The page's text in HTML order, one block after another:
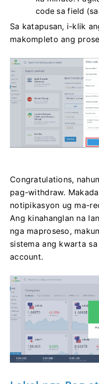
code sa field
Sa katapusan, i-klik
makompleto ang
Congratulations,
pag-withdraw.
notipikasyon ug ma-
Ang kinahanglan na
nga maproseso,
sistema ang kwarta
account.